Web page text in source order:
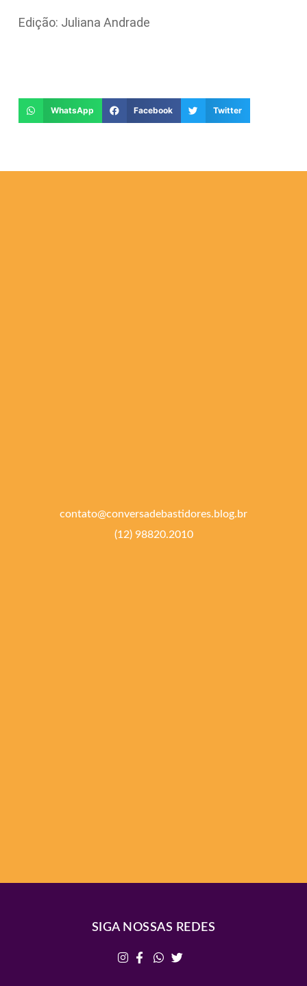
Edição: Juliana Andrade
WhatsApp Facebook Twitter
contato@conversadebastidores.blog.br
(12) 98820.2010
SIGA NOSSAS REDES